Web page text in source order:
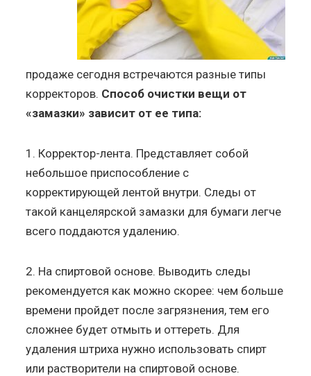
продаже сегодня встречаются разные типы
корректоров. Способ очистки вещи от
«замазки» зависит от ее типа:
1. Корректор-лента. Представляет собой
небольшое приспособление с
корректирующей лентой внутри. Следы от
такой канцелярской замазки для бумаги легче
всего поддаются удалению.
2. На спиртовой основе. Выводить следы
рекомендуется как можно скорее: чем больше
времени пройдет после загрязнения, тем его
сложнее будет отмыть и оттереть. Для
удаления штриха нужно использовать спирт
или растворители на спиртовой основе.